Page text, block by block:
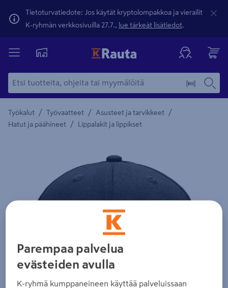
Tietoturvatiedote: Jos käytät kryptolompakkoa ja vierailit
K-ryhmän verkkosivuilla 27.7., lue tärkeät lisätiedot.
Työkalut / Työvaatteet / Asusteet ja tarvikkeet /
Hatut ja päähineet / Lippalakit ja lippikset
Yksityiskohtainen kuvaus löytyy Tuotteen kuvaus -
Parempaa palvelua
evästeiden avulla
K-ryhmä kumppaneineen käyttää palveluissaan